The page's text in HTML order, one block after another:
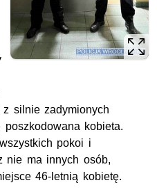
silnie zadymionych
poszkodowana kobieta.
pokoi i
nie ma innych osób,
46-letnią kobietę.